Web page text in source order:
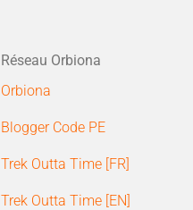
Réseau Orbiona
Orbiona
Blogger Code PE
Trek Outta Time [FR]
Trek Outta Time [EN]